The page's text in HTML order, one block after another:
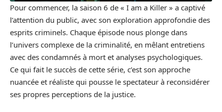
Pour commencer, la saison 6 de « I am a Killer » a captivé
l’attention du public, avec son exploration approfondie des
esprits criminels. Chaque épisode nous plonge dans
l’univers complexe de la criminalité, en mêlant entretiens
avec des condamnés à mort et analyses psychologiques.
Ce qui fait le succès de cette série, c’est son approche
nuancée et réaliste qui pousse le spectateur à reconsidérer
ses propres perceptions de la justice.